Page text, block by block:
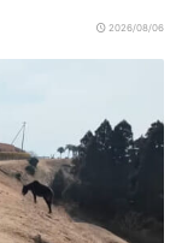
2026/08/06